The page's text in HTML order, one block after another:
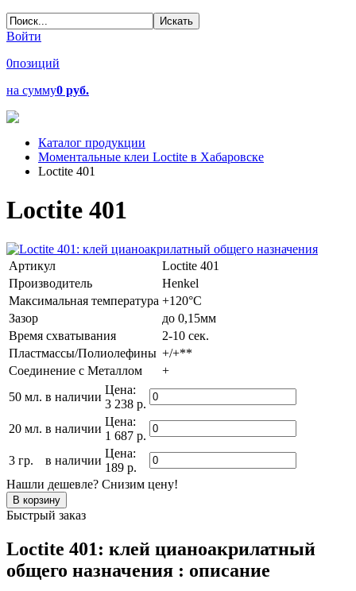
Войти
0позиций
на сумму0 руб.
Каталог продукции
Моментальные клеи Loctite в Хабаровске
Loctite 401
Loctite 401
Артикул
Loctite 401
Производитель
Henkel
Максимальная температура +120°C
Зазор
до 0,15мм
Время схватывания
2-10 сек.
Пластмассы/Полиолефины +/+**
Соединение с Металлом
+
50 мл. в наличии
Цена:
3 238 р.
20 мл. в наличии
Цена:
1 687 р.
3 гр.
в наличии
Цена:
189 р.
Нашли дешевле? Снизим цену!
Быстрый заказ
Loctite 401: клей цианоакрилатный
общего назначения : описание